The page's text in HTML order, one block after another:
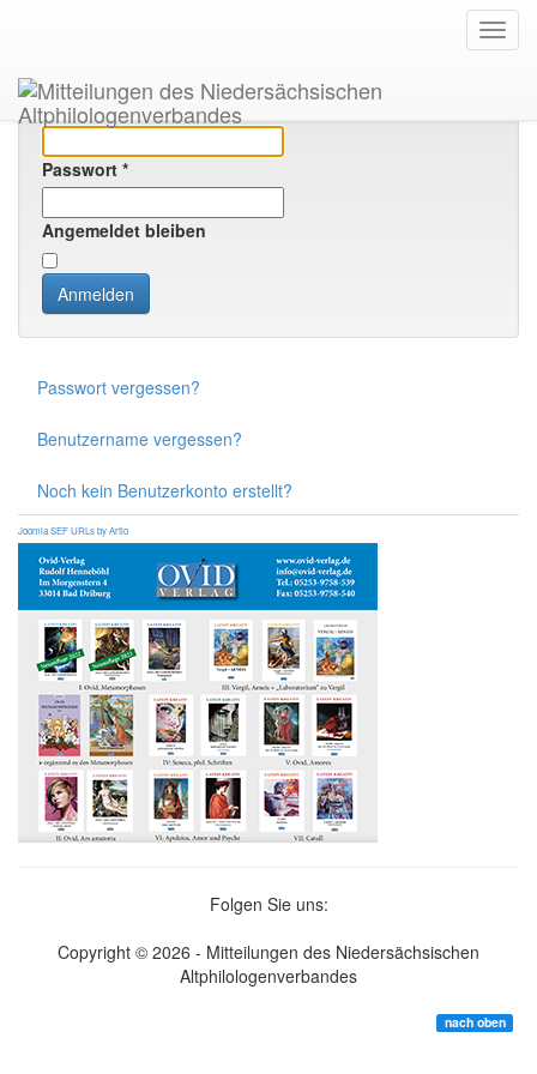
/home/yqsuhbqv6b18/migrated_webspace/www/mitteilungen/
Benutzername*
Passwort *
Angemeldet bleiben
Anmelden
Passwort vergessen?
Benutzername vergessen?
Noch kein Benutzerkonto erstellt?
Joomla SEF URLs by Artio
Folgen Sie uns:
Copyright © 2026 - Mitteilungen des Niedersächsischen
Altphilologenverbandes
nach oben